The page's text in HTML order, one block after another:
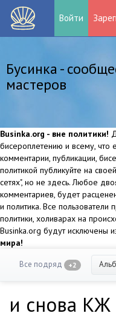
Войти
Бусинка -
мастеров
Businka.org - вне политики!
бисероплетению и всему, что
комментарии, публикации,
политикой публикуйте на
сетях", но не здесь. Любое
комментариев, будет
и политика. Все
политики, холиварах на
Businka.org будут исключены
мира!
Все подряд +2
и снова КЖ